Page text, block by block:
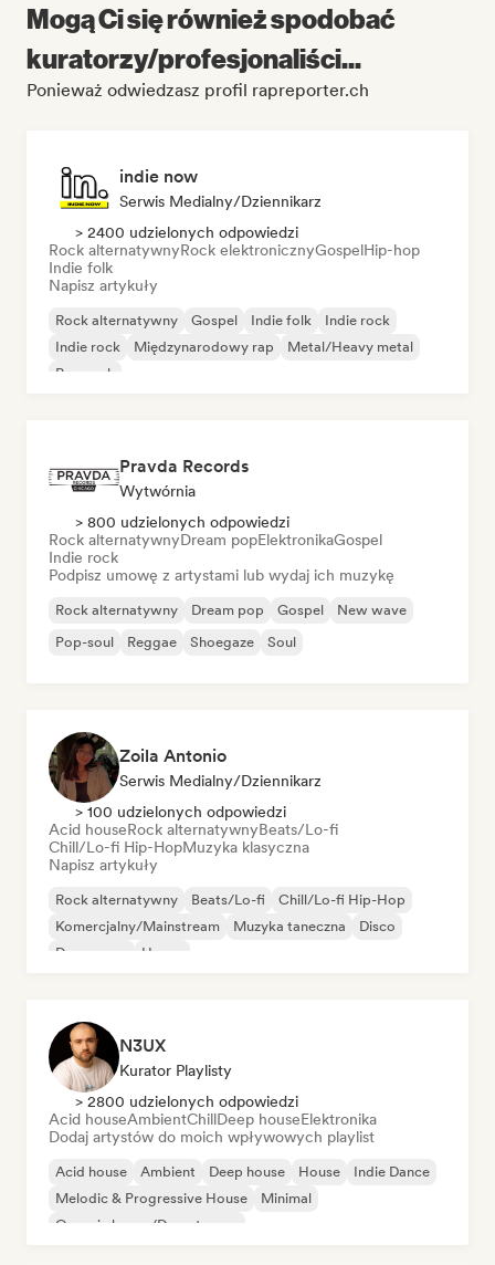
Mogą Ci się również spodobać
kuratorzy/profesjonaliści...
Ponieważ odwiedzasz profil rapreporter.ch
indie now
Serwis Medialny/Dziennikarz
> 2400 udzielonych odpowiedzi
Rock alternatywnyRock elektronicznyGospelHip-hop
Indie folk
Napisz artykuły
Rock alternatywny Gospel Indie folk
Indie rock
Indie rock
Międzynarodowy rap
Metal/Heavy metal
Pop rock
Pravda Records
Wytwórnia
> 800 udzielonych odpowiedzi
Rock alternatywnyDream popElektronikaGospel
Indie rock
Podpisz umowę z artystami lub wydaj ich muzykę
Rock alternatywny Dream pop Gospel
New wave
Pop-soul
Reggae Shoegaze Soul
Zoila Antonio
Serwis Medialny/Dziennikarz
> 100 udzielonych odpowiedzi
Acid houseRock alternatywnyBeats/Lo-fi
Chill/Lo-fi Hip-HopMuzyka klasyczna
Napisz artykuły
Rock alternatywny Beats/Lo-fi
Chill/Lo-fi Hip-Hop
Komercjalny/Mainstream
Muzyka taneczna
Disco
Dream pop
House
N3UX
Kurator Playlisty
> 2800 udzielonych odpowiedzi
Acid houseAmbientChillDeep houseElektronika
Dodaj artystów do moich wpływowych playlist
Acid house Ambient Deep house House
Indie Dance
Melodic & Progressive House
Minimal
Organic house/Downtempo